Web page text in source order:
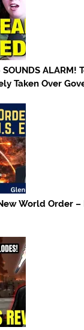
ALARM!
Taken Over
World Order –